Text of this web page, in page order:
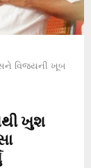
વિજયની ખૂબ
ખુશ